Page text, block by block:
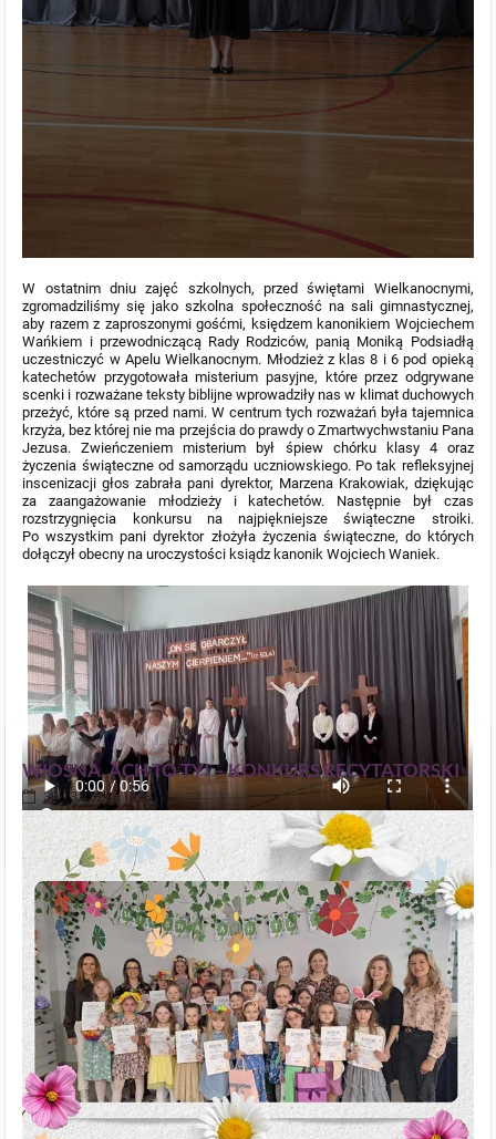
W ostatnim dniu zajęć szkolnych, przed świętami Wielkanocnymi,
zgromadziliśmy się jako szkolna społeczność na sali gimnastycznej,
aby razem z zaproszonymi gośćmi, księdzem kanonikiem Wojciechem
Wańkiem i przewodniczącą Rady Rodziców, panią Moniką Podsiadłą
uczestniczyć w Apelu Wielkanocnym. Młodzież z klas 8 i 6 pod opieką
katechetów przygotowała misterium pasyjne, które przez odgrywane
scenki i rozważane teksty biblijne wprowadziły nas w klimat duchowych
przeżyć, które są przed nami. W centrum tych rozważań była tajemnica
krzyża, bez której nie ma przejścia do prawdy o Zmartwychwstaniu Pana
Jezusa. Zwieńczeniem misterium był śpiew chórku klasy 4 oraz
życzenia świąteczne od samorządu uczniowskiego. Po tak refleksyjnej
inscenizacji głos zabrała pani dyrektor, Marzena Krakowiak, dziękując
za zaangażowanie młodzieży i katechetów. Następnie był czas
rozstrzygnięcia konkursu na najpiękniejsze świąteczne stroiki.
Po wszystkim pani dyrektor złożyła życzenia świąteczne, do których
dołączył obecny na uroczystości ksiądz kanonik Wojciech Waniek.
WIOSNA, ACH TO TY! – KONKURS RECYTATORSKI
30.03.2024